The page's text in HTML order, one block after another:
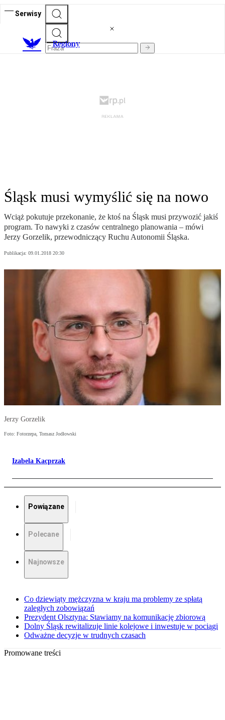
Serwisy
Regiony
Śląsk musi wymyślić się na nowo
Wciąż pokutuje przekonanie, że ktoś na Śląsk musi przywozić jakiś
program. To nawyki z czasów centralnego planowania – mówi
Jerzy Gorzelik, przewodniczący Ruchu Autonomii Śląska.
Publikacja: 09.01.2018 20:30
Jerzy Gorzelik
Foto: Fotorzepa, Tomasz Jodłowski
Izabela Kacprzak
Powiązane
Polecane
Najnowsze
Co dziewiąty mężczyzna w kraju ma problemy ze spłatą
zaległych zobowiązań
Prezydent Olsztyna: Stawiamy na komunikację zbiorową
Dolny Śląsk rewitalizuje linie kolejowe i inwestuje w pociągi
Odważne decyzje w trudnych czasach
Promowane treści